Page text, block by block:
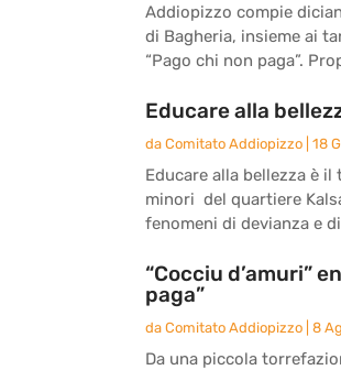
Addiopizzo compie
di Bagheria, insieme ai
“Pago chi non paga”.
Educare alla
da Comitato Addiopizzo 18
Educare alla bellezza è
minori del quartiere
fenomeni di devianza e
“Cocciu d’amuri”
paga”
da Comitato Addiopizzo 8
Da una piccola